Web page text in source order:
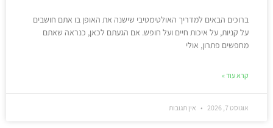
ברוכים הבאים למדריך האולטימטיבי שישנה את האופן בו אתם חושבים
על קניות, על איכות חיים ועל חופש. אם הגעתם לכאן, כנראה שאתם
מחפשים פתרון, אולי
קרא עוד »
אוגוסט 7, 2026 אין תגובות